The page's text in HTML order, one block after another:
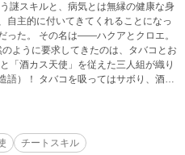
謎スキルと、病気とは無縁の健康な身
主的に付いてきてくれることになっ
った。 その名は――ハクアとクロエ。
ように要求してきたのは、タバコとお
「酒カス天使」を従えた三人組が織り
）！ タバコを吸ってはサボり、酒を
。 旅の果てに、こんな罰ゲームのよ
チートスキル